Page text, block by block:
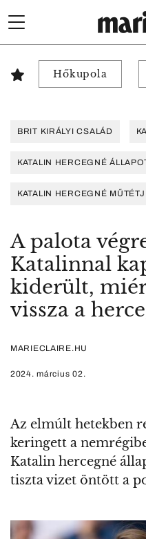
Hőkupola
BRIT KIRÁLYI CSALÁD
KATALIN HERCEGNÉ
KATALIN HERCEGNÉ
A palota
Katalinnal
kiderült,
vissza a
MARIECLAIRE.HU
2024. március 02.
Az elmúlt hetekben
keringett a
Katalin hercegné
tiszta vizet öntött a